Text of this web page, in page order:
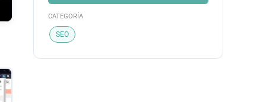
CATEGORÍA
SEO